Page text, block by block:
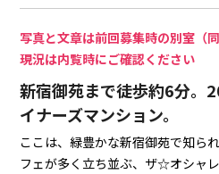
写真と文章は前回募集時の別室（
現況は内覧時にご確認ください
新宿御苑まで徒歩約6分。
イナーズマンション。
ここは、緑豊かな新宿御苑で知られ
フェが多く立ち並ぶ、ザ☆オシャレ